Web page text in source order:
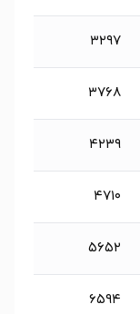
۳۲۹۷
۳۷۶۸
۴۲۳۹
۴۷۱۰
۵۶۵۲
۶۵۹۴